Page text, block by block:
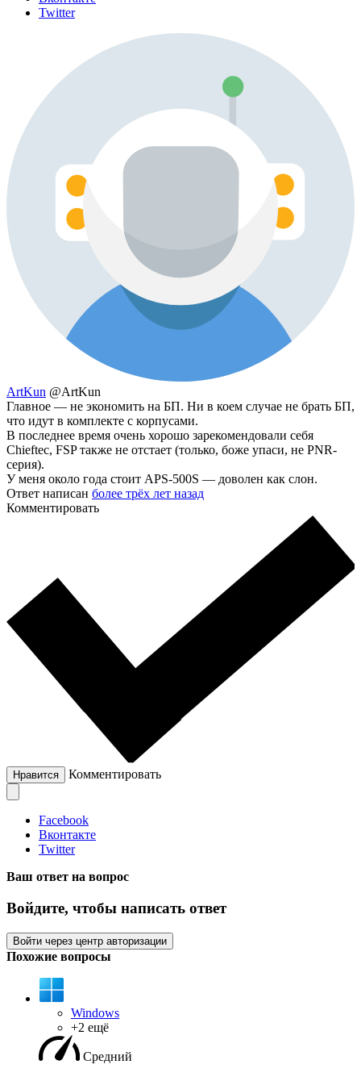
Twitter
ArtKun @ArtKun
Главное — не экономить на БП. Ни в коем случае не брать БП,
что идут в комплекте с корпусами.
В последнее время очень хорошо зарекомендовали себя
Chieftec, FSP также не отстает (только, боже упаси, не PNR-
серия).
У меня около года стоит APS-500S — доволен как слон.
Ответ написан более трёх лет назад
Комментировать
Нравится Комментировать
Facebook
Вконтакте
Twitter
Ваш ответ на вопрос
Войдите, чтобы написать ответ
Войти через центр авторизации
Похожие вопросы
Windows
+2 ещё
Средний